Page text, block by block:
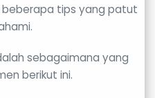
tips yang patut
sebagaimana yang
berikut ini.